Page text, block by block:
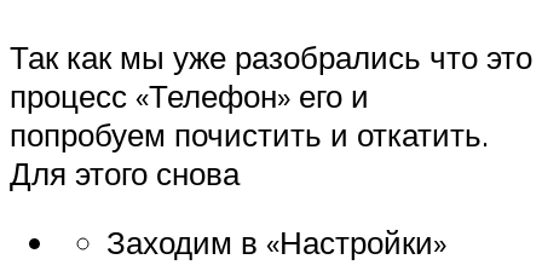
Так как мы уже разобрались что это
процесс «Телефон» его и
попробуем почистить и откатить.
Для этого снова
Заходим в «Настройки»